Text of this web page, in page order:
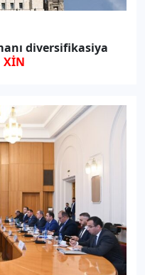
diversifikasiya
XİN